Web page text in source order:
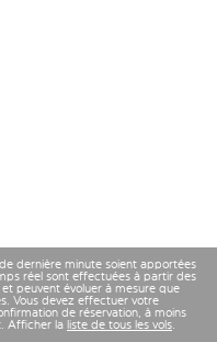
dernière minute soient apportées
réel sont effectuées à partir des
peuvent évoluer à mesure que
Vous devez effectuer votre
de réservation, à moins
Afficher la liste de tous les vols.